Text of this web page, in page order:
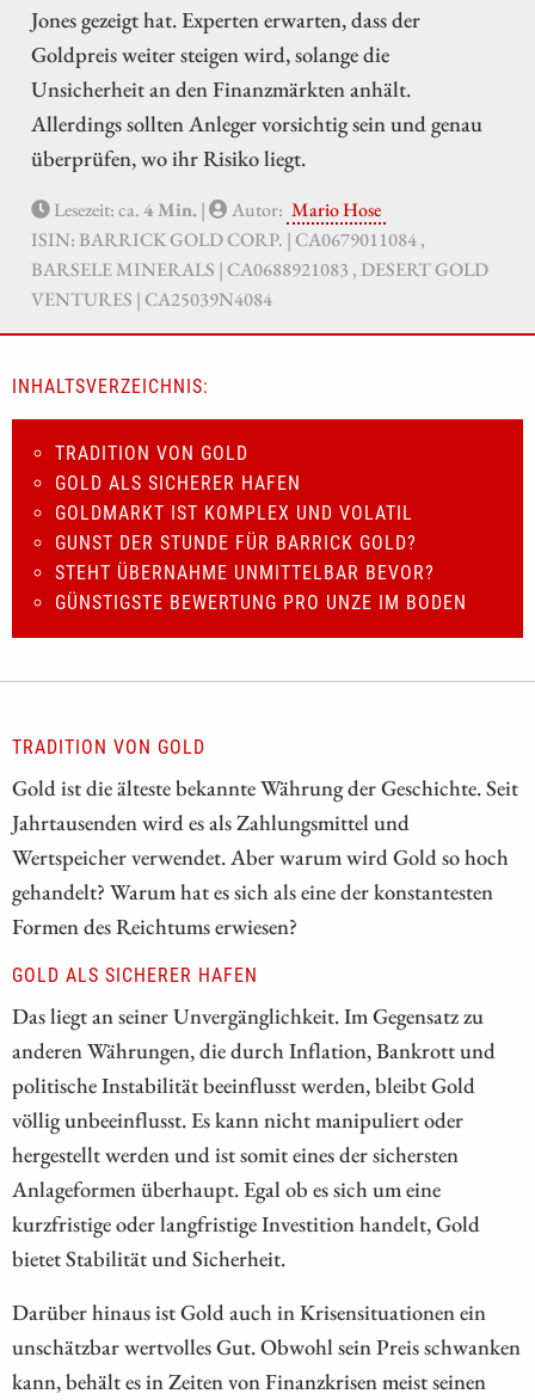
Jones gezeigt hat. Experten erwarten, dass der
Goldpreis weiter steigen wird, solange die
Unsicherheit an den Finanzmärkten anhält.
Allerdings sollten Anleger vorsichtig sein und genau
überprüfen, wo ihr Risiko liegt.
Lesezeit: ca.4 Min. | Autor: Mario Hose
ISIN: BARRICK GOLD CORP. | CA0679011084 ,
BARSELE MINERALS | CA0688921083 , DESERT GOLD
VENTURES | CA25039N4084
INHALTSVERZEICHNIS:
TRADITION VON GOLD
GOLD ALS SICHERER HAFEN
GOLDMARKT IST KOMPLEX UND VOLATIL
GUNST DER STUNDE FÜR BARRICK GOLD?
STEHT ÜBERNAHME UNMITTELBAR BEVOR?
GÜNSTIGSTE BEWERTUNG PRO UNZE IM BODEN
TRADITION VON GOLD
Gold ist die älteste bekannte Währung der Geschichte. Seit
Jahrtausenden wird es als Zahlungsmittel und
Wertspeicher verwendet. Aber warum wird Gold so hoch
gehandelt? Warum hat es sich als eine der konstantesten
Formen des Reichtums erwiesen?
GOLD ALS SICHERER HAFEN
Das liegt an seiner Unvergänglichkeit. Im Gegensatz zu
anderen Währungen, die durch Inflation, Bankrott und
politische Instabilität beeinflusst werden, bleibt Gold
völlig unbeeinflusst. Es kann nicht manipuliert oder
hergestellt werden und ist somit eines der sichersten
Anlageformen überhaupt. Egal ob es sich um eine
kurzfristige oder langfristige Investition handelt, Gold
bietet Stabilität und Sicherheit.
Darüber hinaus ist Gold auch in Krisensituationen ein
unschätzbar wertvolles Gut. Obwohl sein Preis schwanken
kann, behält es in Zeiten von Finanzkrisen meist seinen